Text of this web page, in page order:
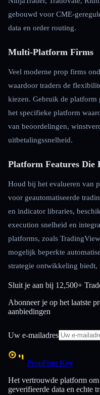
gebouwd voor CME-
data en order routing.
Multi-Platform Firms
Veel moderne prop firms
waardoor traders de
kiezen. Gebruik de platform
het specifieke platform
van beoordelingen,
uitbetalingssnelheid.
Platform Features Die
Houd bij het evalueren van
voor geautomatiseerde
en indicator libraries,
execution snelheid en
platforms, zoals
mogelijk beperkte
strategie ontwikkeling
Sluit je aan bij 12,500+
Abonneer je op het laatste
aanbiedingen
Uw e-mailadres
PropFirm Key
Het vertrouwde platform
geverifieerde data en echte